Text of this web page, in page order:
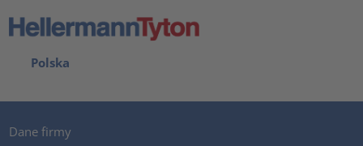
Polska
Dane firmy